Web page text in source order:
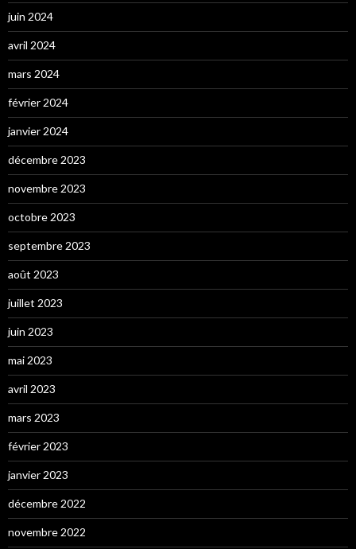
juin 2024
avril 2024
mars 2024
février 2024
janvier 2024
décembre 2023
novembre 2023
octobre 2023
septembre 2023
août 2023
juillet 2023
juin 2023
mai 2023
avril 2023
mars 2023
février 2023
janvier 2023
décembre 2022
novembre 2022